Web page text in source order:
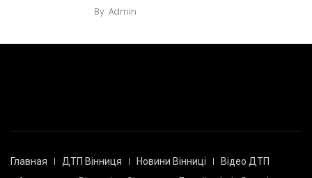
By Admin
Главная ДТП Вінниця Новини Вінниці
Відео ДТП